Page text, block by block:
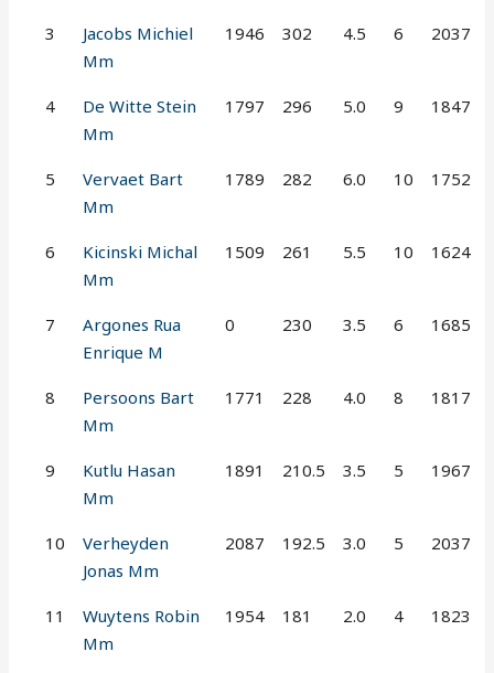
3
Jacobs Michiel
Mm
1946 302 4.5 6 2037
4
De Witte Stein
Mm
1797 296 5.0 9 1847
5
Vervaet Bart
Mm
1789 282 6.0 10 1752
6
Kicinski Michal
Mm
1509 261 5.5 10 1624
7
Argones Rua
Enrique M
0 230 3.5 6 1685
8
Persoons Bart
Mm
1771 228 4.0 8 1817
9
Kutlu Hasan
Mm
1891 210.5 3.5 5 1967
10
Verheyden
Jonas Mm
2087 192.5 3.0 5 2037
11
Wuytens Robin
Mm
1954 181 2.0 4 1823